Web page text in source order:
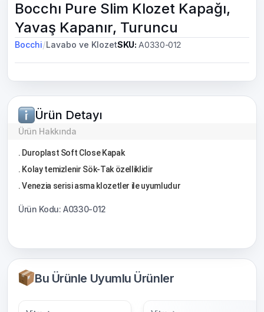
Bocchı Pure Slim Klozet Kapağı,
Yavaş Kapanır, Turuncu
Bocchi/Lavabo ve KlozetSKU: A0330-012
Bu Ürünle Uyumlu Ürünler
Ürün Detayı
Ürün Hakkında
. Duroplast Soft Close Kapak
. Kolay temizlenir Sök-Tak özelliklidir
. Venezia serisi asma klozetler ile uyumludur
Ürün Kodu: A0330-012